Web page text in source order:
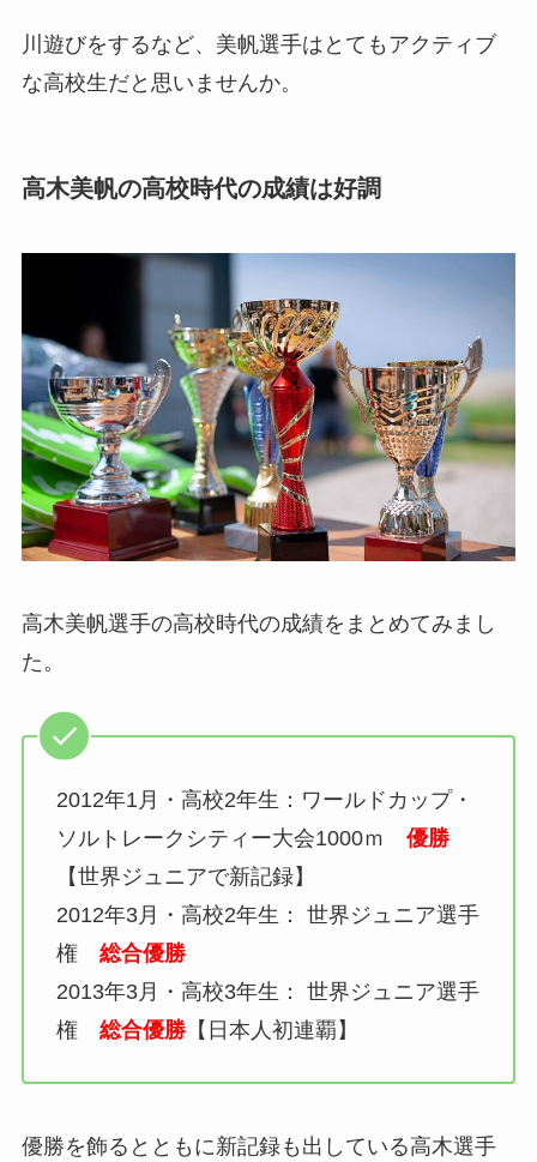
川遊びをするなど、美帆選手はとてもアクティブ
な高校生だと思いませんか。
高木美帆の高校時代の成績は好調
高木美帆選手の高校時代の成績をまとめてみまし
た。
2012年1月・高校2年生：ワールドカップ・
ソルトレークシティー大会1000ｍ 優勝
【世界ジュニアで新記録】
2012年3月・高校2年生： 世界ジュニア選手
権 総合優勝
2013年3月・高校3年生： 世界ジュニア選手
権 総合優勝【日本人初連覇】
優勝を飾るとともに新記録も出している高木選手